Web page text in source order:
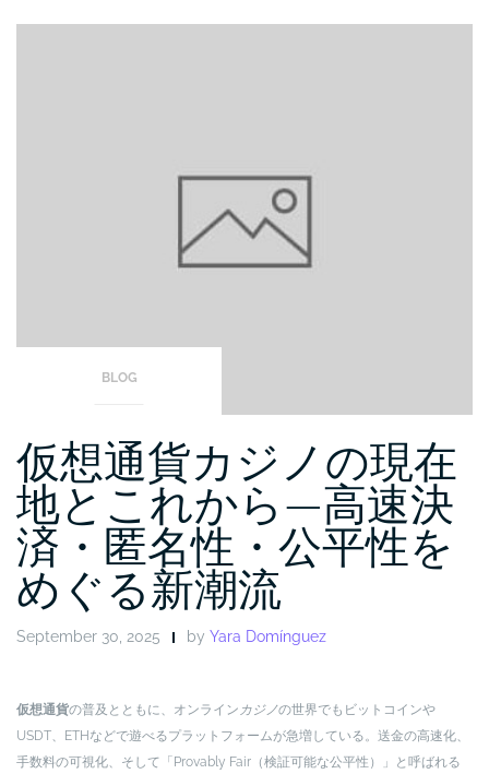
BLOG
仮想通貨カジノの現在
地とこれから—高速決
済・匿名性・公平性を
めぐる新潮流
September 30, 2025 by Yara Domínguez
仮想通貨の普及とともに、オンライン カジノの世界でもビットコインや
USDT、ETHなどで遊べるプラットフォームが急増している。送金の高速化、
手数料の可視化、そして「Provably Fair（検証可能な公平性）」と呼ばれる